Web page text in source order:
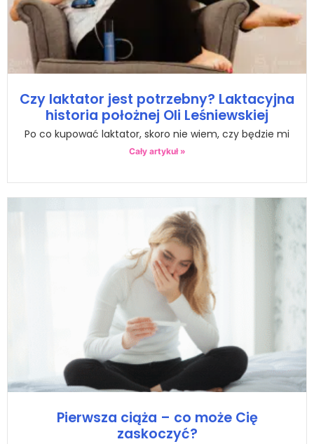
Czy laktator jest potrzebny? Laktacyjna
historia położnej Oli Leśniewskiej
Po co kupować laktator, skoro nie wiem, czy będzie mi
Cały artykuł »
Pierwsza ciąża – co może Cię
zaskoczyć?